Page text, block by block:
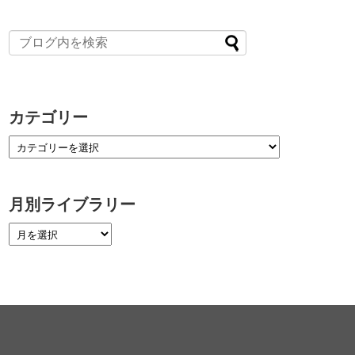
カテゴリー
月別ライブラリー